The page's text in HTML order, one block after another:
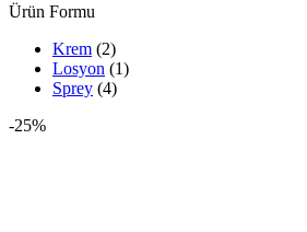
Ürün Formu
Krem (2)
Losyon (1)
Sprey (4)
-25%